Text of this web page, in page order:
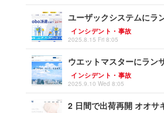
ユーザックシステムにラ
インシデント・事故
2025.8.15 Fri 8:05
ウエットマスターにラン
インシデント・事故
2025.9.10 Wed 8:05
2 日間で出荷再開 オオサ